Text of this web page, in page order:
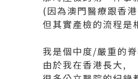
(因為澳門醫療跟香
但其實產檢的流程是
我是個中度/嚴重的
由於我在香港長大,